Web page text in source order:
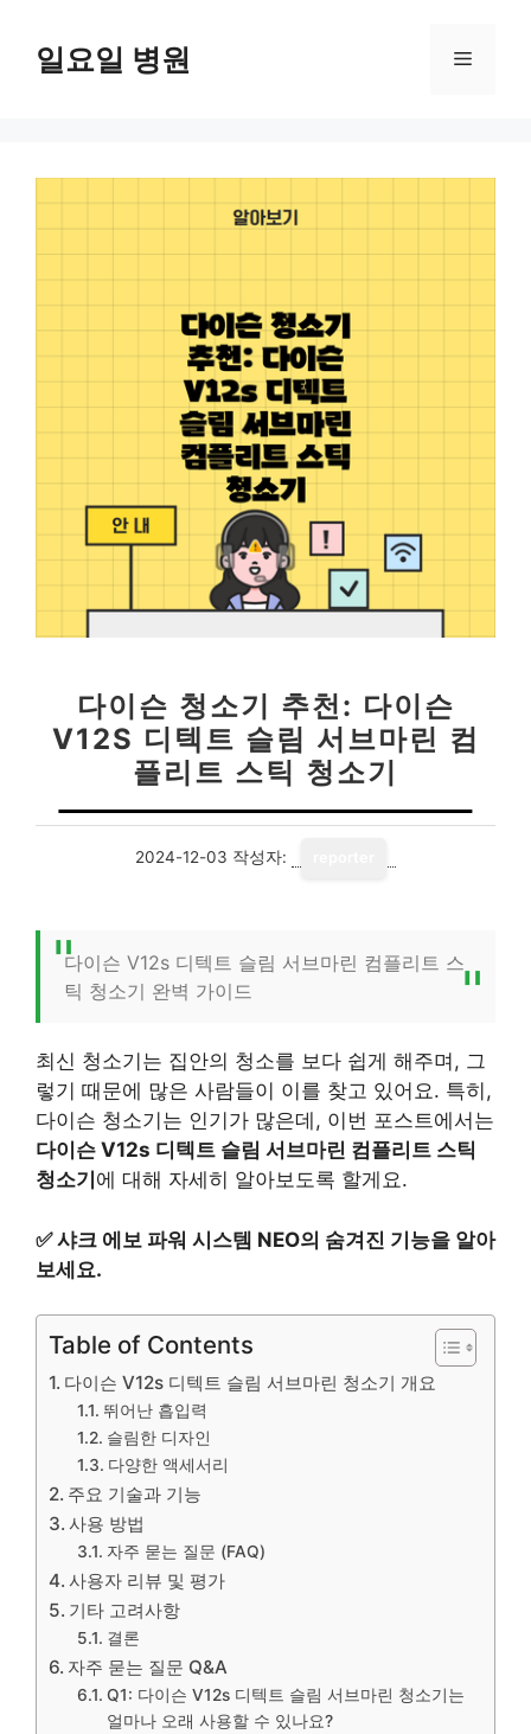
일요일 병원 메
다이슨 청소기 추천: 다이슨
V12S 디텍트 슬림 서브마린 컴
플리트 스틱 청소기
2024-12-03 작성자:
다이슨 V12s 디텍트 슬림 서브마린 컴플리트 스
틱 청소기 완벽 가이드
최신 청소기는 집안의 청소를 보다 쉽게 해주며, 그
렇기 때문에 많은 사람들이 이를 찾고 있어요. 특히,
다이슨 청소기는 인기가 많은데, 이번 포스트에서는
다이슨 V12s 디텍트 슬림 서브마린 컴플리트 스틱
청소기 에 대해 자세히 알아보도록 할게요.
✅샤크 에보 파워 시스템 NEO의 숨겨진 기능을 알아
보세요.
Table of Contents
다이슨 V12s 디텍트 슬림 서브마린 청소기 개요
뛰어난 흡입력
슬림한 디자인
다양한 액세서리
주요 기술과 기능
사용 방법
자주 묻는 질문 (FAQ)
사용자 리뷰 및 평가
기타 고려사항
결론
자주 묻는 질문 Q&A
Q1: 다이슨 V12s 디텍트 슬림 서브마린 청소기는
얼마나 오래 사용할 수 있나요?